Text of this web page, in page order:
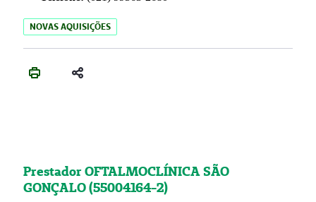
NOVAS AQUISIÇÕES
Prestador OFTALMOCLÍNICA SÃO
GONÇALO (55004164-2)